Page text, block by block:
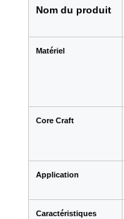
Nom du produit
Matériel
Core Craft
Application
Caractéristiques